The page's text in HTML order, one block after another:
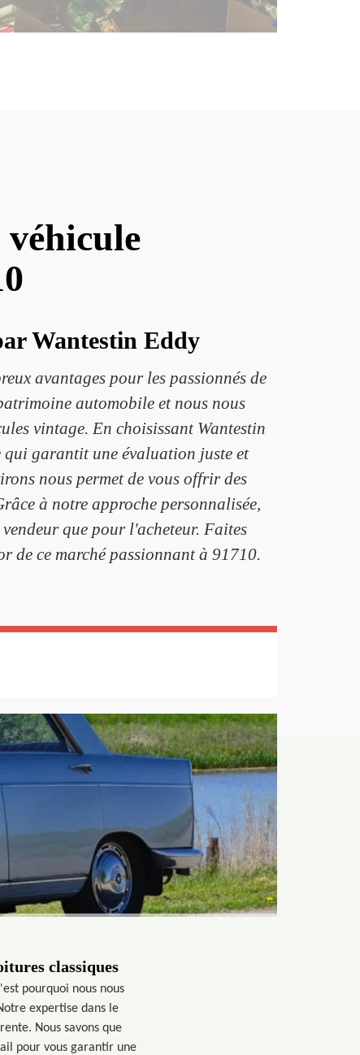
Wantestin Eddy
avantages pour les passionnés de
automobile et nous nous
vintage. En choisissant Wantestin
qui garantit une évaluation juste et
nous permet de vous offrir des
à notre approche personnalisée,
que pour l'acheteur. Faites
de ce marché passionnant à 91710.
classiques
pourquoi nous nous
expertise dans le
Nous savons que
pour vous garantir une